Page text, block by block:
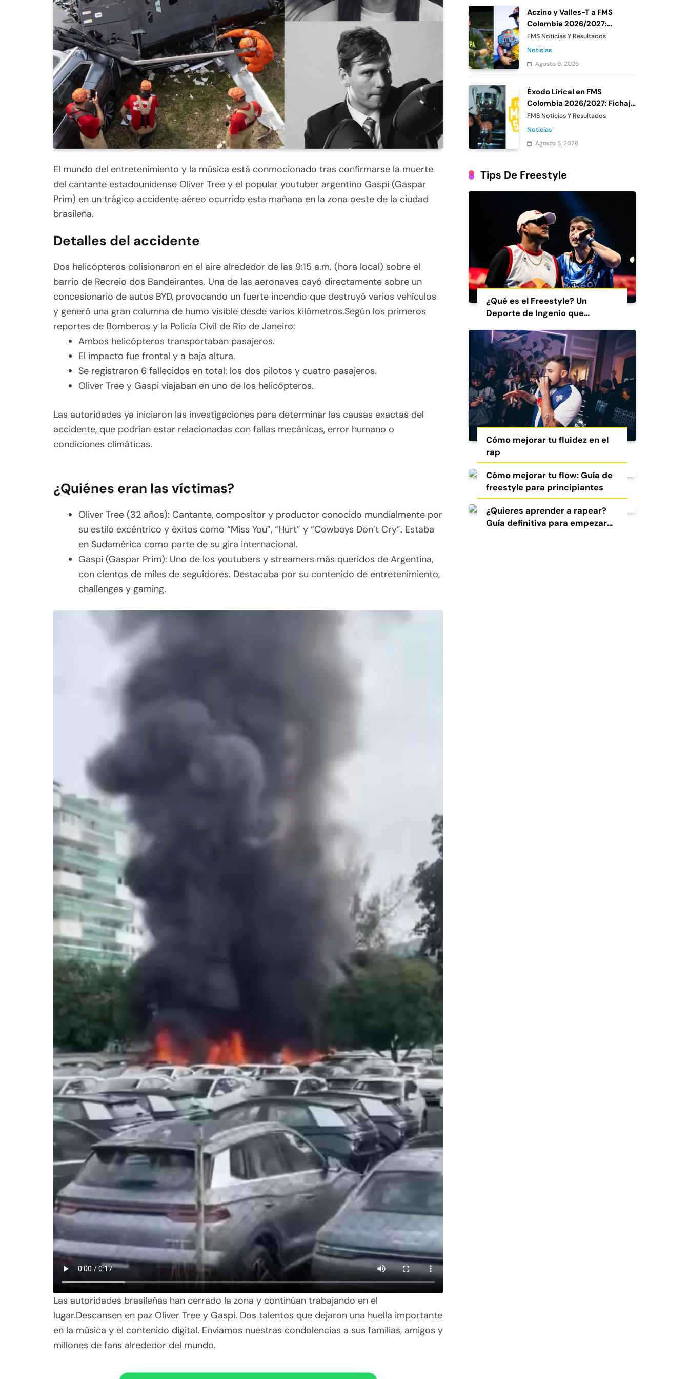
El mundo del entretenimiento y la música está conmocionado tras confirmarse la muerte
del cantante estadounidense Oliver Tree y el popular youtuber argentino Gaspi (Gaspar
Prim) en un trágico accidente aéreo ocurrido esta mañana en la zona oeste de la ciudad
brasileña.
Detalles del accidente
Dos helicópteros colisionaron en el aire alrededor de las 9:15 a.m. (hora local) sobre el
barrio de Recreio dos Bandeirantes. Una de las aeronaves cayó directamente sobre un
concesionario de autos BYD, provocando un fuerte incendio que destruyó varios vehículos
y generó una gran columna de humo visible desde varios kilómetros.Según los primeros
reportes de Bomberos y la Policía Civil de Río de Janeiro:
Ambos helicópteros transportaban pasajeros.
El impacto fue frontal y a baja altura.
Se registraron 6 fallecidos en total: los dos pilotos y cuatro pasajeros.
Oliver Tree y Gaspi viajaban en uno de los helicópteros.
Las autoridades ya iniciaron las investigaciones para determinar las causas exactas del
accidente, que podrían estar relacionadas con fallas mecánicas, error humano o
condiciones climáticas.
¿Quiénes eran las víctimas?
Oliver Tree (32 años): Cantante, compositor y productor conocido mundialmente por
su estilo excéntrico y éxitos como “Miss You”, “Hurt” y “Cowboys Don’t Cry”. Estaba
en Sudamérica como parte de su gira internacional.
Gaspi (Gaspar Prim): Uno de los youtubers y streamers más queridos de Argentina,
con cientos de miles de seguidores. Destacaba por su contenido de entretenimiento,
challenges y gaming.
Las autoridades brasileñas han cerrado la zona y continúan trabajando en el
lugar.Descansen en paz Oliver Tree y Gaspi. Dos talentos que dejaron una huella importante
en la música y el contenido digital. Enviamos nuestras condolencias a sus familias, amigos y
millones de fans alrededor del mundo.
Aczino y Valles-T a FMS
Colombia 2026/2027:
Confirmación oficial de
Urban Roosters
FMS Noticias Y Resultados
Noticias
Agosto 6, 2026
Éxodo Lirical en FMS
Colombia 2026/2027: Fichaje
confirmado de Urban
Roosters
FMS Noticias Y Resultados
Noticias
Agosto 5, 2026
Tips De Freestyle
¿Qué es el Freestyle? Un
Deporte de Ingenio que
Cómo mejorar tu fluidez en el
rap
Cómo mejorar tu flow: Guía de
freestyle para principiantes
¿Quieres aprender a rapear?
Guía definitiva para empezar